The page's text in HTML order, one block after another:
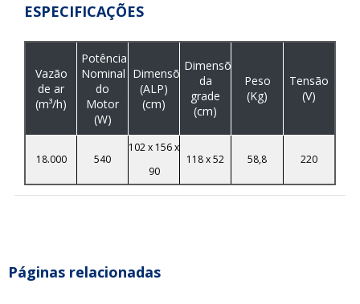
ESPECIFICAÇÕES
Vazão
de ar
(m³/h)
Potência
Nominal
do
Motor
(W)
Dimensões
(ALP)
(cm)
Dimensões
da
grade
(cm)
Peso
(Kg)
Tensão
(V)
18.000 540
102 x 156 x
90
118 x 52 58,8 220
Páginas relacionadas